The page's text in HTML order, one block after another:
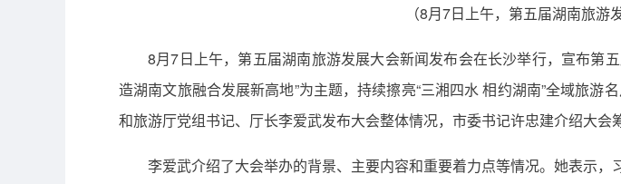
（8月7日上午，第五届湖南旅游
8月7日上午，第五届湖南旅游发展大会新闻发布会在长沙举行，宣布第
造湖南文旅融合发展新高地”为主题，持续擦亮“三湘四水 相约湖南”全域旅
和旅游厅党组书记、厅长李爱武发布大会整体情况，市委书记许忠建介绍大会
李爱武介绍了大会举办的背景、主要内容和重要着力点等情况。她表示